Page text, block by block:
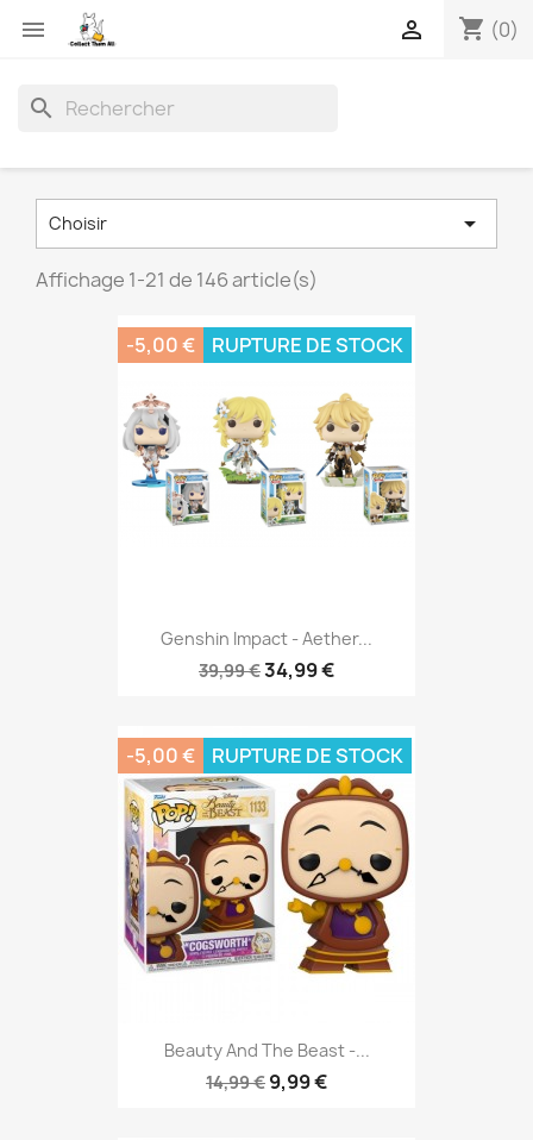
 shopping_cart (0)

search
Choisir 
Affichage 1-21 de 146 article(s)
Genshin Impact - Aether...
39,99 €34,99 €
-5,00 € RUPTURE DE STOCK
Beauty And The Beast -...
14,99 € 9,99 €
-5,00 € RUPTURE DE STOCK